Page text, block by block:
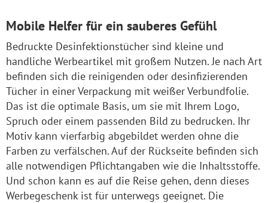
Mobile Helfer für ein sauberes Gefühl
Bedruckte Desinfektionstücher sind kleine und
handliche Werbeartikel mit großem Nutzen. Je nach Art
befinden sich die reinigenden oder desinfizierenden
Tücher in einer Verpackung mit weißer Verbundfolie.
Das ist die optimale Basis, um sie mit Ihrem Logo,
Spruch oder einem passenden Bild zu bedrucken. Ihr
Motiv kann vierfarbig abgebildet werden ohne die
Farben zu verfälschen. Auf der Rückseite befinden sich
alle notwendigen Pflichtangaben wie die Inhaltsstoffe.
Und schon kann es auf die Reise gehen, denn dieses
Werbegeschenk ist für unterwegs geeignet. Die